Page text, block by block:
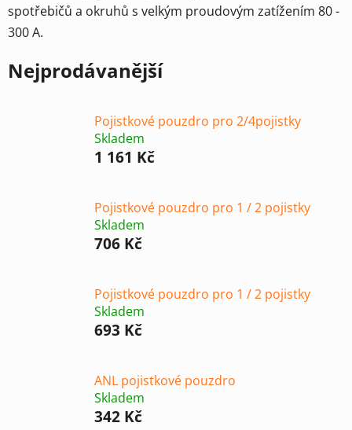
spotřebičů a okruhů s velkým proudovým zatížením 80 -
300 A.
Nejprodávanější
Pojistkové pouzdro pro 2/4pojistky
Skladem
1 161 Kč
Pojistkové pouzdro pro 1 / 2 pojistky
Skladem
706 Kč
Pojistkové pouzdro pro 1 / 2 pojistky
Skladem
693 Kč
ANL pojistkové pouzdro
Skladem
342 Kč